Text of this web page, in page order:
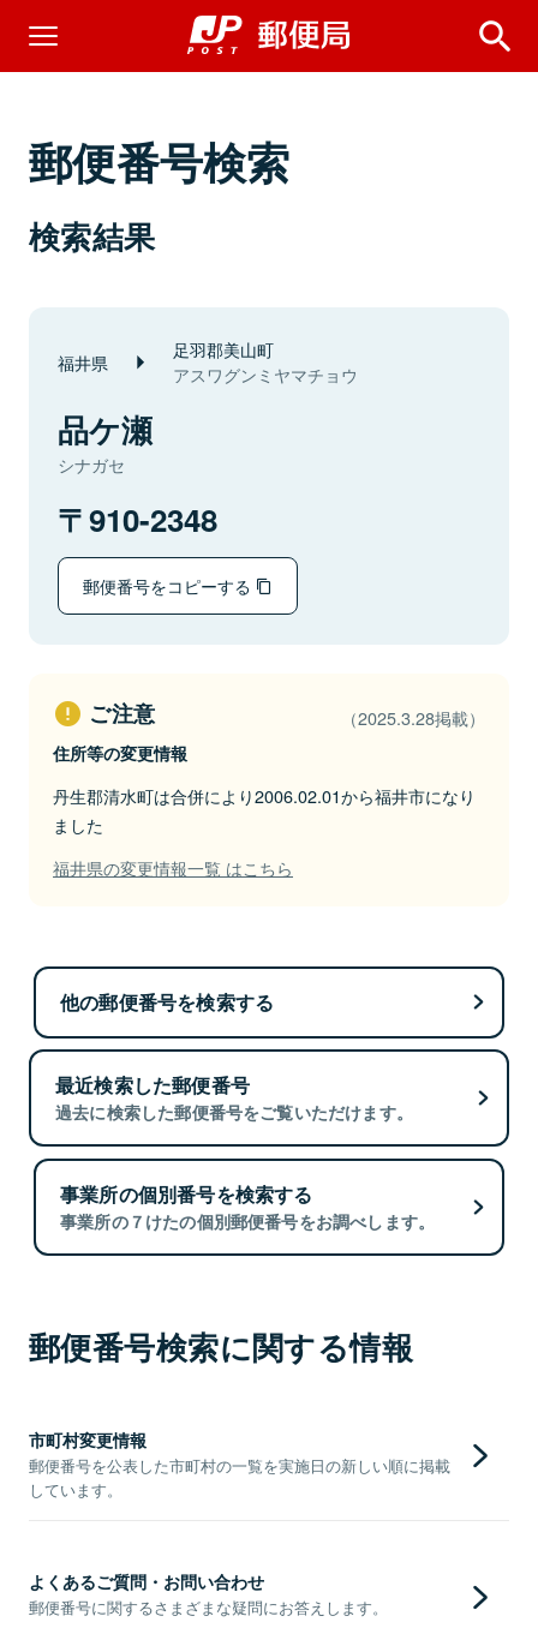
郵便番号検索
検索結果
福井県 足羽郡美山町
アスワグンミヤマチョウ
品ケ瀬
シナガセ
910-2348
郵便番号をコピーする
ご注意 （2025.3.28掲載）
住所等の変更情報
丹生郡清水町は合併により2006.02.01から福井市になり
ました
福井県の変更情報一覧 はこちら
他の郵便番号を検索する
最近検索した郵便番号
過去に検索した郵便番号をご覧いただけます。
事業所の個別番号を検索する
事業所の７けたの個別郵便番号をお調べします。
郵便番号検索に関する情報
市町村変更情報
郵便番号を公表した市町村の一覧を実施日の新しい順に掲載
しています。
よくあるご質問・お問い合わせ
郵便番号に関するさまざまな疑問にお答えします。